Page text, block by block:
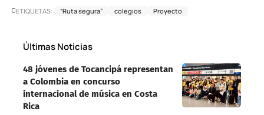
ETIQUETAS: “Ruta segura” colegios Proyecto
Últimas Noticias
48 jóvenes de Tocancipá representan
a Colombia en concurso
internacional de música en Costa
Rica